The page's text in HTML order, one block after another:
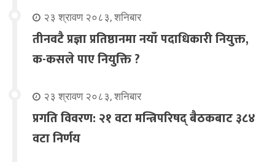
२३ श्रावण २०८३, शनिबार
तीनवटै प्रज्ञा प्रतिष्ठानमा नयाँ पदाधिकारी नियुक्त,
क-कसले पाए नियुक्ति ?
२३ श्रावण २०८३, शनिबार
प्रगति विवरण: २१ वटा मन्त्रिपरिषद् बैठकबाट ३८४
वटा निर्णय